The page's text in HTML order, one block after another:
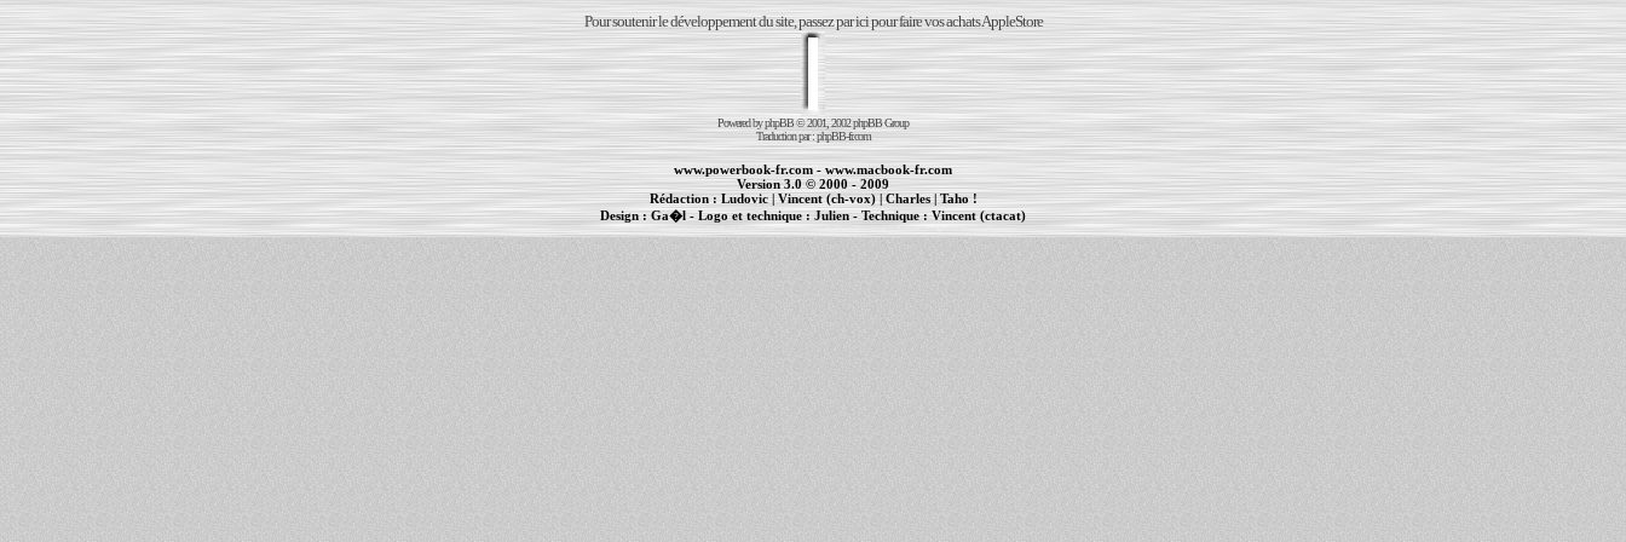
Pour soutenir le développement du site, passez par ici pour faire vos achats AppleStore
Powered byphpBB© 2001, 2002 phpBB Group
Traduction par :phpBB-fr.com
www.powerbook-fr.com - www.macbook-fr.com
Version 3.0 © 2000 - 2009
Rédaction : Ludovic|Vincent (ch-vox)| Charles|Taho !
Design :Ga�l - Logo et technique : Julien - Technique :Vincent (ctacat)
| | cr�ation de sites Internet